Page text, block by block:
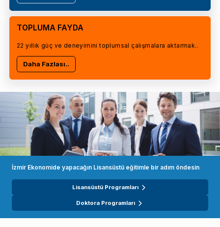
TOPLUMA FAYDA
22 yıllık güç ve deneyimini toplumsal çalışmalara aktarmak..
Daha Fazlası..
İzmir Ekonomide yapacağın Lisansüstü eğitimle bir adım öndesin
Lisansüstü Programları
Doktora Programları